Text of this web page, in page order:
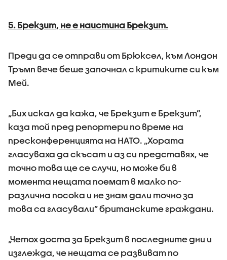
5. Брекзит, не е наистина Брекзит.
Преди да се отправи от Брюксел, към Лондон
Тръмп вече беше започнал с критиките си към
Мей.
„Бих искал да кажа, че Брекзит е Брекзит”,
каза той пред репортери по време на
пресконференцията на НАТО. „Хората
гласуваха да скъсат и аз си представях, че
точно това ще се случи, но може би в
момента нещата поемат в малко по-
различна посока и не знам дали точно за
това са гласували” британските граждани.
„Четох доста за Брекзит в последните дни и
изглежда, че нещата се развиват по